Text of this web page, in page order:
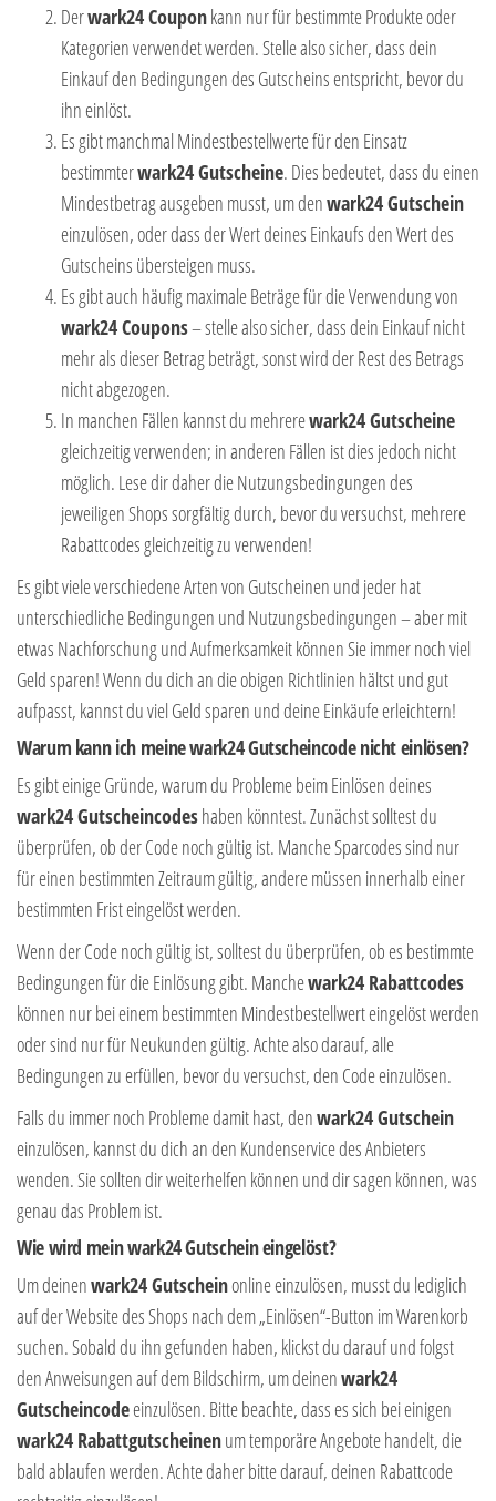
Derwark24 Couponkann nur für bestimmte Produkte oder
Kategorien verwendet werden. Stelle also sicher, dass dein
Einkauf den Bedingungen des Gutscheins entspricht, bevor du
ihn einlöst.
Es gibt manchmal Mindestbestellwerte für den Einsatz
bestimmterwark24 Gutscheine. Dies bedeutet, dass du einen
Mindestbetrag ausgeben musst, um denwark24 Gutschein
einzulösen, oder dass der Wert deines Einkaufs den Wert des
Gutscheins übersteigen muss.
Es gibt auch häufig maximale Beträge für die Verwendung von
wark24 Coupons– stelle also sicher, dass dein Einkauf nicht
mehr als dieser Betrag beträgt, sonst wird der Rest des Betrags
nicht abgezogen.
In manchen Fällen kannst du mehrerewark24 Gutscheine
gleichzeitig verwenden; in anderen Fällen ist dies jedoch nicht
möglich. Lese dir daher die Nutzungsbedingungen des
jeweiligen Shops sorgfältig durch, bevor du versuchst, mehrere
Rabattcodes gleichzeitig zu verwenden!
Es gibt viele verschiedene Arten von Gutscheinen und jeder hat
unterschiedliche Bedingungen und Nutzungsbedingungen – aber mit
etwas Nachforschung und Aufmerksamkeit können Sie immer noch viel
Geld sparen! Wenn du dich an die obigen Richtlinien hältst und gut
aufpasst, kannst du viel Geld sparen und deine Einkäufe erleichtern!
Warum kann ich meine wark24 Gutscheincode nicht einlösen?
Es gibt einige Gründe, warum du Probleme beim Einlösen deines
wark24 Gutscheincodeshaben könntest. Zunächst solltest du
überprüfen, ob der Code noch gültig ist. Manche Sparcodes sind nur
für einen bestimmten Zeitraum gültig, andere müssen innerhalb einer
bestimmten Frist eingelöst werden.
Wenn der Code noch gültig ist, solltest du überprüfen, ob es bestimmte
Bedingungen für die Einlösung gibt. Manchewark24 Rabattcodes
können nur bei einem bestimmten Mindestbestellwert eingelöst werden
oder sind nur für Neukunden gültig. Achte also darauf, alle
Bedingungen zu erfüllen, bevor du versuchst, den Code einzulösen.
Falls du immer noch Probleme damit hast, denwark24 Gutschein
einzulösen, kannst du dich an den Kundenservice des Anbieters
wenden. Sie sollten dir weiterhelfen können und dir sagen können, was
genau das Problem ist.
Wie wird mein wark24 Gutschein eingelöst?
Um deinenwark24 Gutscheinonline einzulösen, musst du lediglich
auf der Website des Shops nach dem „Einlösen“-Button im Warenkorb
suchen. Sobald du ihn gefunden haben, klickst du darauf und folgst
den Anweisungen auf dem Bildschirm, um deinenwark24
Gutscheincodeeinzulösen. Bitte beachte, dass es sich bei einigen
wark24 Rabattgutscheinenum temporäre Angebote handelt, die
bald ablaufen werden. Achte daher bitte darauf, deinen Rabattcode